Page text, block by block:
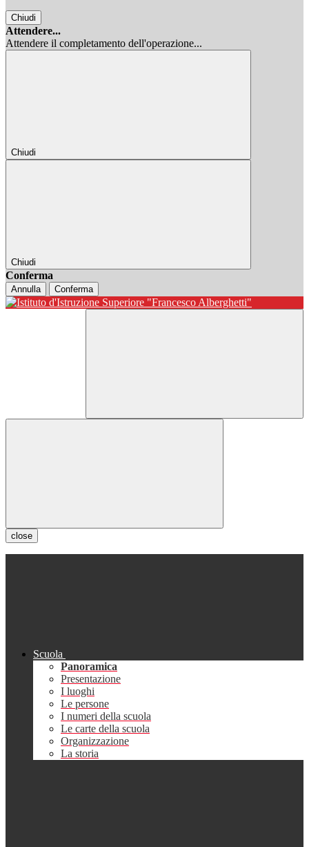
Chiudi
Attendere...
Attendere il completamento dell'operazione...
Chiudi
Chiudi
Conferma
Annulla Conferma
close
Scuola
Panoramica
Presentazione
I luoghi
Le persone
I numeri della scuola
Le carte della scuola
Organizzazione
La storia